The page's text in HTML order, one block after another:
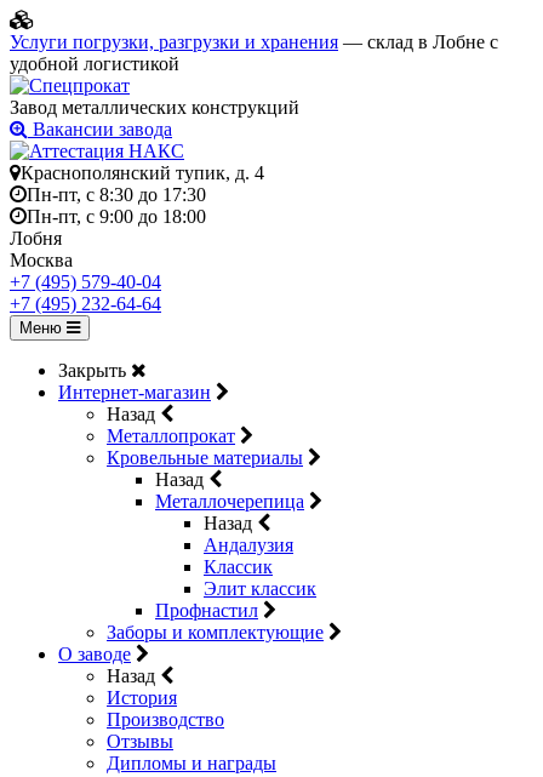
Услуги погрузки, разгрузки и хранения — склад в Лобне с
удобной логистикой
Завод металлических конструкций
Вакансии завода
Краснополянский тупик, д. 4
Пн-пт, с 8:30 до 17:30
Пн-пт, с 9:00 до 18:00
Лобня
Москва
+7 (495) 579-40-04
+7 (495) 232-64-64
Меню
Закрыть
Интернет-магазин
Назад
Металлопрокат
Кровельные материалы
Назад
Металлочерепица
Назад
Андалузия
Классик
Элит классик
Профнастил
Заборы и комплектующие
О заводе
Назад
История
Производство
Отзывы
Дипломы и награды